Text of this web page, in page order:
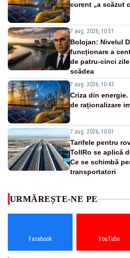
curent „a scăzut
7 aug. 2026, 10:51
Bolojan: Nivelul
funcționare a
de patru-cinci
scădea
7 aug. 2026, 10:43
Criza din
de raționalizare
7 aug. 2026, 10:01
Tarifele pentru
TollRo se aplică
Ce se schimbă
transportatori
URMĂREȘTE-NE PE
Facebook YouTube